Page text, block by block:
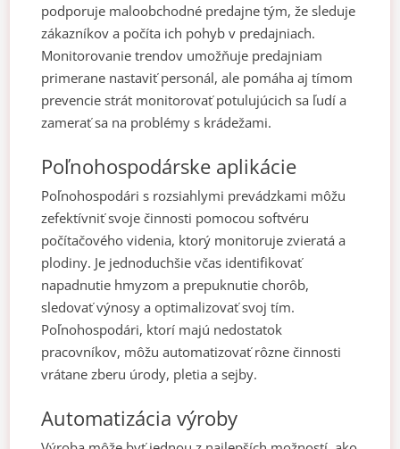
podporuje maloobchodné predajne tým, že sleduje
zákazníkov a počíta ich pohyb v predajniach.
Monitorovanie trendov umožňuje predajniam
primerane nastaviť personál, ale pomáha aj tímom
prevencie strát monitorovať potulujúcich sa ľudí a
zamerať sa na problémy s krádežami.
Poľnohospodárske aplikácie
Poľnohospodári s rozsiahlymi prevádzkami môžu
zefektívniť svoje činnosti pomocou softvéru
počítačového videnia, ktorý monitoruje zvieratá a
plodiny. Je jednoduchšie včas identifikovať
napadnutie hmyzom a prepuknutie chorôb,
sledovať výnosy a optimalizovať svoj tím.
Poľnohospodári, ktorí majú nedostatok
pracovníkov, môžu automatizovať rôzne činnosti
vrátane zberu úrody, pletia a sejby.
Automatizácia výroby